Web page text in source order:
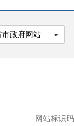
政府网站
网站标识